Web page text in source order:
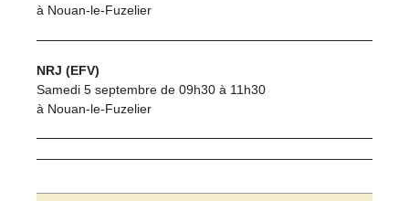
à Nouan-le-Fuzelier
NRJ (EFV)
Samedi 5 septembre de 09h30 à 11h30
à Nouan-le-Fuzelier